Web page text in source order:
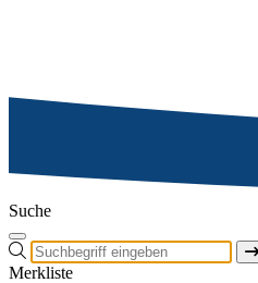
Suche
Merkliste